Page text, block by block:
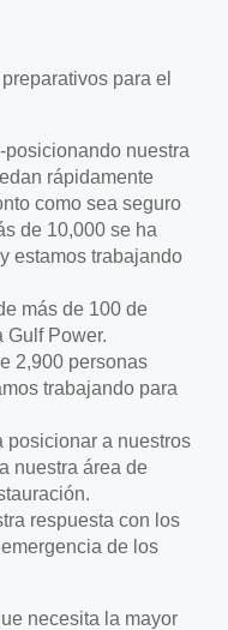
para el
nuestra
rápidamente
como sea seguro
de 10,000 se ha
estamos trabajando
más de 100 de
Gulf Power.
2,900 personas
trabajando para
posicionar a nuestros
nuestra área de
respuesta con los
de los
necesita la mayor